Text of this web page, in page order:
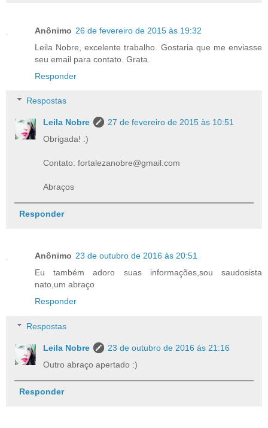
Anônimo 26 de fevereiro de 2015 às 19:32
Leila Nobre, excelente trabalho. Gostaria que me enviasse
seu email para contato. Grata.
Responder
Respostas
Leila Nobre
27 de fevereiro de 2015 às 10:51
Obrigada! :)
Contato: fortalezanobre@gmail.com
Abraços
Responder
Anônimo 23 de outubro de 2016 às 20:51
Eu também adoro suas informações,sou saudosista
nato,um abraço
Responder
Respostas
Leila Nobre
23 de outubro de 2016 às 21:16
Outro abraço apertado :)
Responder